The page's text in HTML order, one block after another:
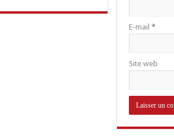
E-mail *
Site web